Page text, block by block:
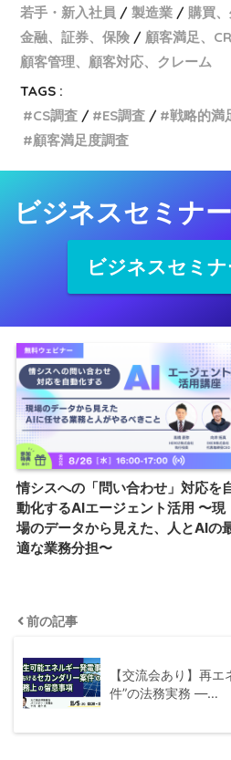
若手・新入社員
製造業 購買
金融、証券、保険
顧客満足、
顧客管理、顧客対応、クレーム
TAGS :
CS調査
ES調査 戦略的満
顧客満足度調査
ビジネスセミナー
ビジネスセミ
情シスへの「問い合わせ」対応を
動化するAIエージェント活用 〜現
場のデータから見えた、人とAIの
適な業務分担〜
前の記事
【交流会あり】再
件”の法務実務 ―…